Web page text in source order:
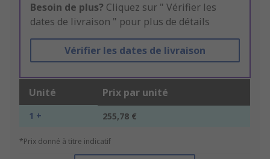
Besoin de plus? Cliquez sur " Vérifier les
dates de livraison " pour plus de détails
Vérifier les dates de livraison
Unité Prix par unité
1 + 255,78 €
*Prix donné à titre indicatif